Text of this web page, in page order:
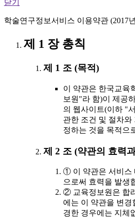
닫기
학술연구정보서비스 이용약관 (2017
제 1 장 총칙
제 1 조 (목적)
이 약관은 한국교육
보원"라 함)이 제공
의 웹사이트(이하 "
관한 조건 및 절차와
정하는 것을 목적으
제 2 조 (약관의 효력
① 이 약관은 서비스
으로써 효력을 발생
② 교육정보원은 합
에는 이 약관을 변경
경한 경우에는 지체